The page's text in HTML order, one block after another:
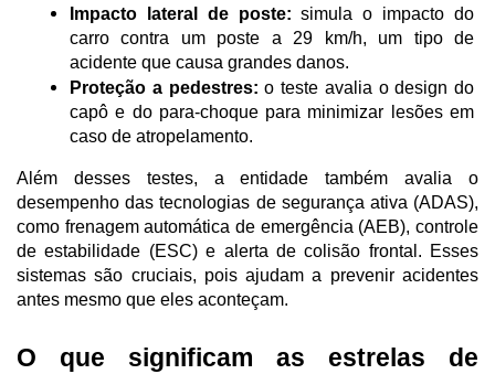
Impacto lateral de poste: simula o impacto do
carro contra um poste a 29 km/h, um tipo de
acidente que causa grandes danos.
Proteção a pedestres: o teste avalia o design do
capô e do para-choque para minimizar lesões em
caso de atropelamento.
Além desses testes, a entidade também avalia o
desempenho das tecnologias de segurança ativa (ADAS),
como frenagem automática de emergência (AEB), controle
de estabilidade (ESC) e alerta de colisão frontal. Esses
sistemas são cruciais, pois ajudam a prevenir acidentes
antes mesmo que eles aconteçam.
O que significam as estrelas de